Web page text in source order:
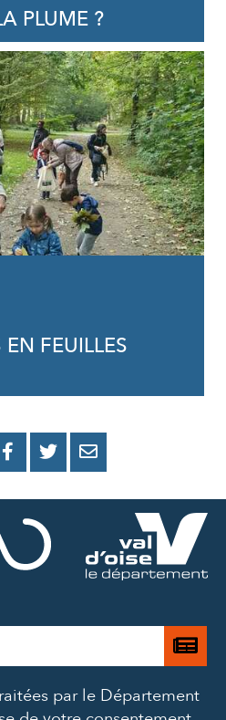
PLUME ?
FEUILLES

PARTAGER
FACEBOOK
PARTAGER
PARTAGER
MAIL
Je
à
par le Département